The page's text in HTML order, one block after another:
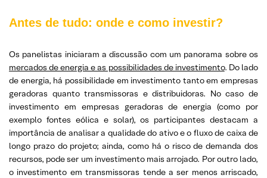
Antes de tudo: onde e como investir?
Os panelistas iniciaram a discussão com um panorama sobre os
mercados de energia e as possibilidades de investimento. Do lado
de energia, há possibilidade em investimento tanto em empresas
geradoras quanto transmissoras e distribuidoras. No caso de
investimento em empresas geradoras de energia (como por
exemplo fontes eólica e solar), os participantes destacam a
importância de analisar a qualidade do ativo e o fluxo de caixa de
longo prazo do projeto; ainda, como há o risco de demanda dos
recursos, pode ser um investimento mais arrojado. Por outro lado,
o investimento em transmissoras tende a ser menos arriscado,